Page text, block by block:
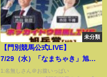
未分類
【門別競馬公式LIVE】
7/29（水）「なまちゃき」旭岳
賞【ゲスト赤見千尋（元騎
1:名無しさん＠お腹いっぱい